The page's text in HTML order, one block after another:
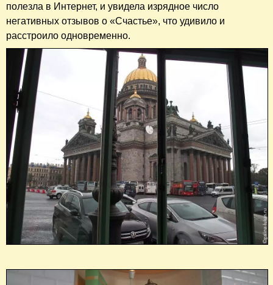
полезла в Интернет, и увидела изрядное число
негативных отзывов о «Счастье», что удивило и
расстроило одновременно.